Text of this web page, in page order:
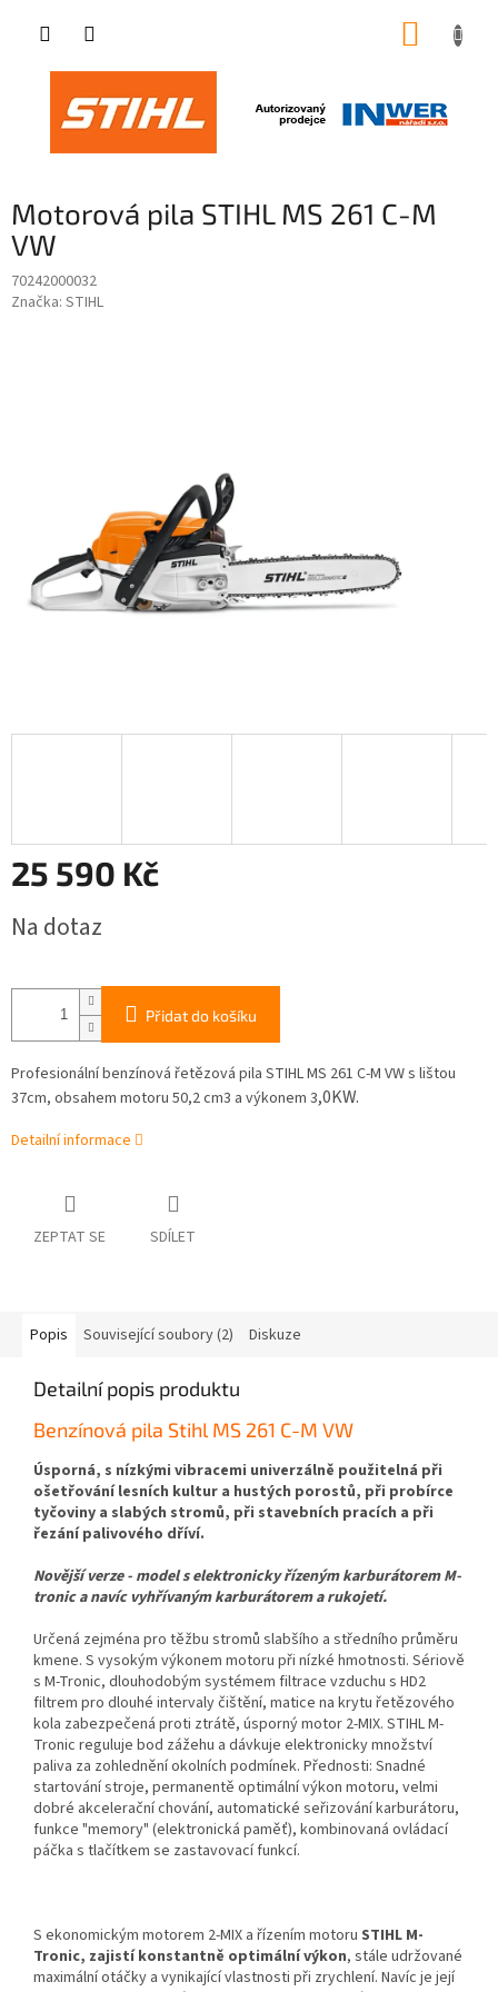
Motorová pila STIHL MS 261 C-M
VW
70242000032
Značka: STIHL
25 590 Kč
cena:
Na dotaz
Přidat do košíku
Profesionální benzínová řetězová pila STIHL MS 261 C-M VW s lištou
37cm, obsahem motoru 50,2 cm3 a výkonem 3,0KW.
Detailní informace
ZEPTAT SE SDÍLET
Popis Související soubory (2) Diskuze
Detailní popis produktu
Benzínová pila Stihl MS 261 C-M VW
Úsporná, s nízkými vibracemi univerzálně použitelná při
ošetřování lesních kultur a hustých porostů, při probírce
tyčoviny a slabých stromů, při stavebních pracích a při
řezání palivového dříví.
Novější verze - model s elektronicky řízeným karburátorem M-
tronic a navíc vyhřívaným karburátorem a rukojetí.
Určená zejména pro těžbu stromů slabšího a středního průměru
kmene. S vysokým výkonem motoru při nízké hmotnosti. Sériově
s M-Tronic, dlouhodobým systémem filtrace vzduchu s HD2
filtrem pro dlouhé intervaly čištění, matice na krytu řetězového
kola zabezpečená proti ztrátě, úsporný motor 2-MIX. STIHL M-
Tronic reguluje bod zážehu a dávkuje elektronicky množství
paliva za zohlednění okolních podmínek. Přednosti: Snadné
startování stroje, permanentě optimální výkon motoru, velmi
dobré akcelerační chování, automatické seřizování karburátoru,
funkce "memory" (elektronická paměť), kombinovaná ovládací
páčka s tlačítkem se zastavovací funkcí.
S ekonomickým motorem 2-MIX a řízením motoru STIHL M-
Tronic, zajistí konstantně optimální výkon, stále udržované
maximální otáčky a vynikající vlastnosti při zrychlení. Navíc je její